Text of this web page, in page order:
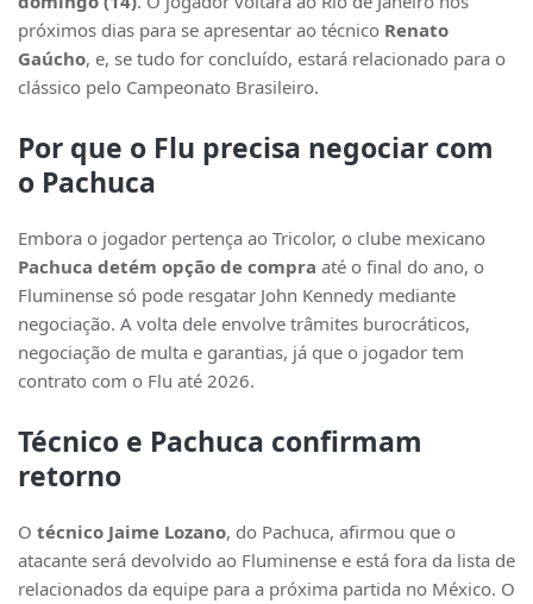
próximos dias para se apresentar ao técnico Renato
Gaúcho, e, se tudo for concluído, estará relacionado para o
clássico pelo Campeonato Brasileiro.
Por que o Flu precisa negociar com
o Pachuca
Embora o jogador pertença ao Tricolor, o clube mexicano
Pachuca detém opção de compra até o final do ano, o
Fluminense só pode resgatar John Kennedy mediante
negociação. A volta dele envolve trâmites burocráticos,
negociação de multa e garantias, já que o jogador tem
contrato com o Flu até 2026.
Técnico e Pachuca confirmam
retorno
O técnico Jaime Lozano, do Pachuca, afirmou que o
atacante será devolvido ao Fluminense e está fora da lista de
relacionados da equipe para a próxima partida no México. O